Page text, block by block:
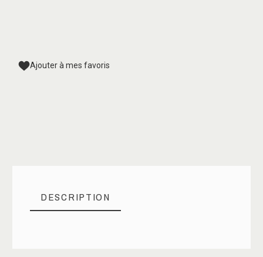
Ajouter à mes favoris
DESCRIPTION